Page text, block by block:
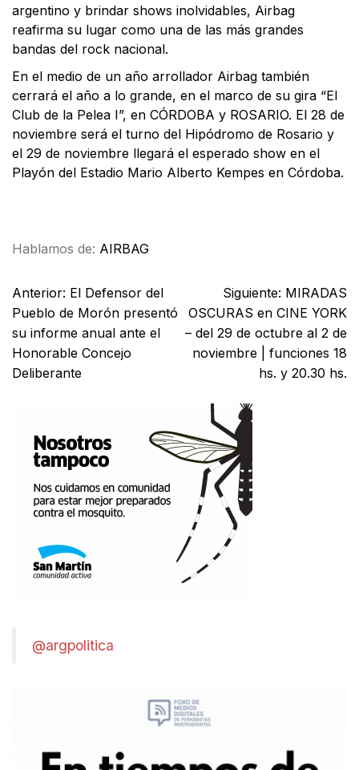
argentino y brindar shows inolvidables, Airbag
reafirma su lugar como una de las más grandes
bandas del rock nacional.
En el medio de un año arrollador Airbag también
cerrará el año a lo grande, en el marco de su gira “El
Club de la Pelea I”, en CÓRDOBA y ROSARIO. El 28 de
noviembre será el turno del Hipódromo de Rosario y
el 29 de noviembre llegará el esperado show en el
Playón del Estadio Mario Alberto Kempes en Córdoba.
Hablamos de: AIRBAG
Anterior: El Defensor del
Pueblo de Morón presentó
su informe anual ante el
Honorable Concejo
Deliberante
Siguiente: MIRADAS
OSCURAS en CINE YORK
– del 29 de octubre al 2 de
noviembre | funciones 18
hs. y 20.30 hs.
@argpolitica